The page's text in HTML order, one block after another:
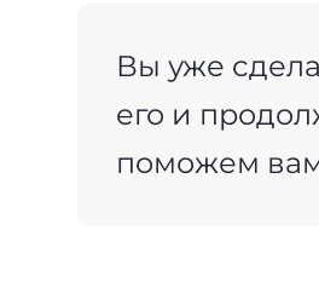
Вы уже
его и
поможем вам
Канада